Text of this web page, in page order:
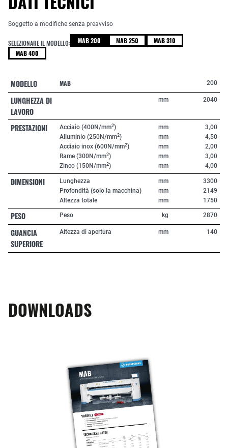
Soggetto a modifiche senza preavviso
SELEZIONARE IL MODELLO: MAB 200 MAB 250
MAB 310
MAB 400
MODELLO MAB 200
LUNGHEZZA DI
LAVORO
mm 2040
PRESTAZIONI Acciaio (400N/mm2)
Alluminio (250N/mm2)
Acciaio inox (600N/mm2)
Rame (300N/mm2)
Zinco (150N/mm2)
mm
mm
mm
mm
mm
3,00
4,50
2,00
3,00
4,00
DIMENSIONI
Lunghezza
Profondità (solo la macchina)
Altezza totale
mm
mm
mm
3300
2149
1750
PESO Peso kg 2870
GUANCIA
SUPERIORE
Altezza di apertura mm 140
DOWNLOADS